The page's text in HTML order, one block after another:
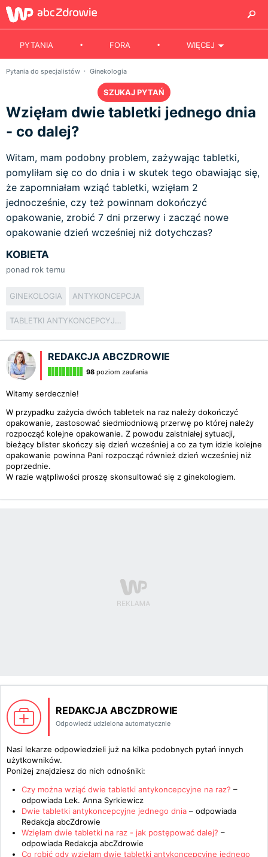
PYTANIA FORA WIĘCEJ
Pytania do specjalistów Ginekologia
SZUKAJ PYTAŃ
Wzięłam dwie tabletki jednego dnia
- co dalej?
Witam, mam podobny problem, zażywając tabletki,
pomyliłam się co do dnia i w skutek tego obawiając się,
że zapomniałam wziąć tabletki, wzięłam 2
jednocześnie, czy też powinnam dokończyć
opakowanie, zrobić 7 dni przerwy i zacząć nowe
opakowanie dzień wcześniej niż dotychczas?
KOBIETA
ponad rok temu
GINEKOLOGIA ANTYKONCEPCJA
TABLETKI ANTYKONCEPCYJNE
REDAKCJA ABCZDROWIE
98 poziom zaufania
Witamy serdecznie!
W przypadku zażycia dwóch tabletek na raz należy dokończyć
opakowanie, zastosować siedmiodniową przerwę po której należy
rozpocząć kolejne opakowanie. Z powodu zaistniałej sytuacji,
bieżący blister skończy się dzień wcześniej a co za tym idzie kolejne
opakowanie powinna Pani rozpocząć również dzień wcześniej niż
poprzednie.
W razie wątpliwości proszę skonsultować się z ginekologiem.
REDAKCJA ABCZDROWIE
Odpowiedź udzielona automatycznie
Nasi lekarze odpowiedzieli już na kilka podobnych pytań innych
użytkowników.
Poniżej znajdziesz do nich odnośniki:
Czy można wziąć dwie tabletki antykoncepcyjne na raz? –
odpowiada Lek. Anna Syrkiewicz
Dwie tabletki antykoncepcyjne jednego dnia – odpowiada
Redakcja abcZdrowie
Wzięłam dwie tabletki na raz - jak postępować dalej? –
odpowiada Redakcja abcZdrowie
Co robić gdy wzięłam dwie tabletki antykoncepcyjne jednego